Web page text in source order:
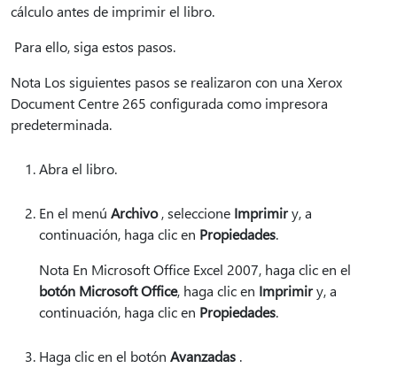
cálculo antes de imprimir el libro.
Para ello, siga estos pasos.
Nota Los siguientes pasos se realizaron con una Xerox
Document Centre 265 configurada como impresora
predeterminada.
Abra el libro.
En el menú Archivo, seleccione Imprimiry, a
continuación, haga clic en Propiedades.
Nota En Microsoft Office Excel 2007, haga clic en el
botón Microsoft Office, haga clic en Imprimiry, a
continuación, haga clic en Propiedades.
Haga clic en el botón Avanzadas .